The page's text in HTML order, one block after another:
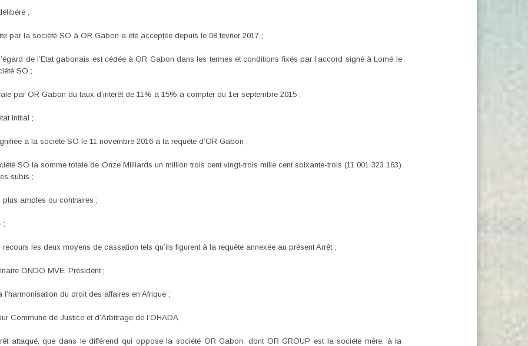
;
par la société SO à OR Gabon a été acceptée depuis le 08 février 2017 ;
de l’Etat gabonais est cédée à OR Gabon dans les termes et conditions fixés par l’accord signé à Lomé le
SO ;
par OR Gabon du taux d’intérêt de 11% à 15% à compter du 1er septembre 2015 ;
initial ;
à la société SO le 11 novembre 2016 à la requête d’OR Gabon ;
SO la somme totale de Onze Milliards un million trois cent vingt-trois mille cent soixante-trois (11 001 323 163)
subis ;
amples ou contraires ;
;
les deux moyens de cassation tels qu’ils figurent à la requête annexée au présent Arrêt ;
ONDO MVE, Président ;
du droit des affaires en Afrique ;
Commune de Justice et d’Arbitrage de l’OHADA ;
attaqué, que dans le différend qui oppose la société OR Gabon, dont OR GROUP est la société mère, à la